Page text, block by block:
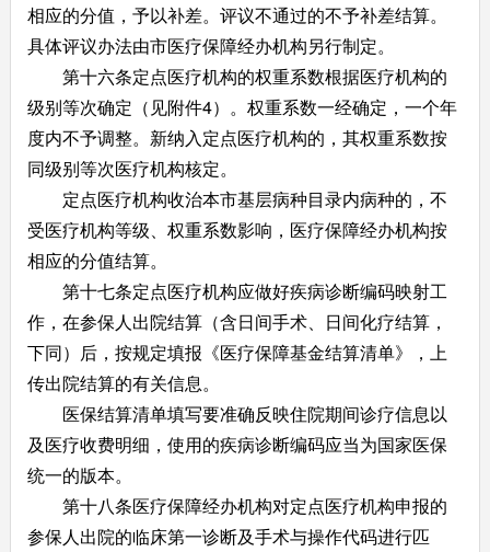
相应的分值，予以补差。评议不通过的不予补差结算。
具体评议办法由市医疗保障经办机构另行制定。
第十六条定点医疗机构的权重系数根据医疗机构的
级别等次确定（见附件4）。权重系数一经确定，一个年
度内不予调整。新纳入定点医疗机构的，其权重系数按
同级别等次医疗机构核定。
定点医疗机构收治本市基层病种目录内病种的，不
受医疗机构等级、权重系数影响，医疗保障经办机构按
相应的分值结算。
第十七条定点医疗机构应做好疾病诊断编码映射工
作，在参保人出院结算（含日间手术、日间化疗结算，
下同）后，按规定填报《医疗保障基金结算清单》，上
传出院结算的有关信息。
医保结算清单填写要准确反映住院期间诊疗信息以
及医疗收费明细，使用的疾病诊断编码应当为国家医保
统一的版本。
第十八条医疗保障经办机构对定点医疗机构申报的
参保人出院的临床第一诊断及手术与操作代码进行匹